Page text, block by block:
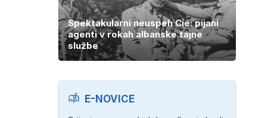
Spektakularni neuspeh Cie: pijani
agenti v rokah albanske tajne
službe
E-NOVICE